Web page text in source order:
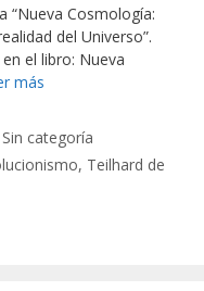
“Nueva Cosmología:
del Universo”.
el libro: Nueva
más
Sin categoría
, Teilhard de